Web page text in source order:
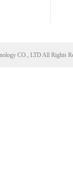
CO., LTD All Rights